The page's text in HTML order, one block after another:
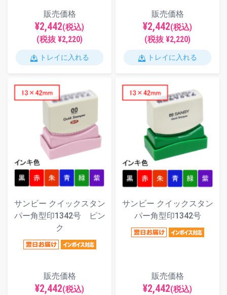
販売価格
¥2,442(税込)
(税抜 ¥2,220)
トレイに入れる
販売価格
¥2,442(税込)
(税抜 ¥2,220)
トレイに入れる
サンビー クイックスタン
パー角型印1342号 ピン
ク
販売価格
¥2,442(税込)
サンビー クイックスタン
パー角型印1342号
販売価格
¥2,442(税込)